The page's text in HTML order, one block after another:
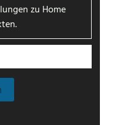
zu Home